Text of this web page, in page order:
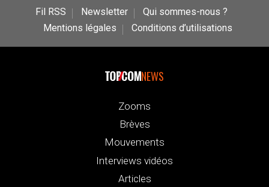
Fil RSS Newsletter
Qui sommes-nous ?
Mentions légales
Conditions d’utilisations
NEWS
Zooms
Brèves
Mouvements
Interviews vidéos
Articles